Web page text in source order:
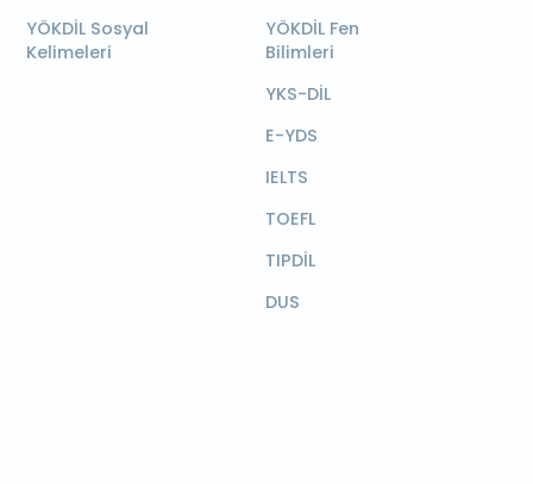
YÖKDİL Sosyal
Kelimeleri
YÖKDİL Fen
Bilimleri
YKS-DİL
E-YDS
IELTS
TOEFL
TIPDİL
DUS